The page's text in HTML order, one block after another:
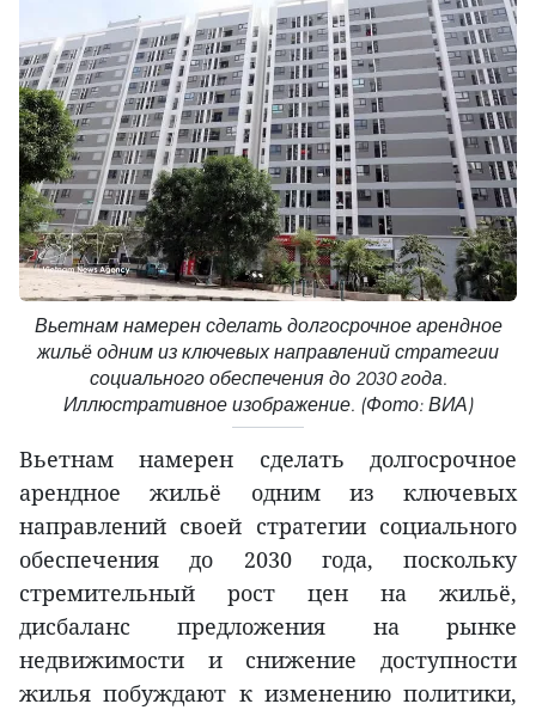
Вьетнам намерен сделать долгосрочное арендное
жильё одним из ключевых направлений стратегии
социального обеспечения до 2030 года.
Иллюстративное изображение. (Фото: ВИА)
Вьетнам намерен сделать долгосрочное
арендное жильё одним из ключевых
направлений своей стратегии социального
обеспечения до 2030 года, поскольку
стремительный рост цен на жильё,
дисбаланс предложения на рынке
недвижимости и снижение доступности
жилья побуждают к изменению политики,